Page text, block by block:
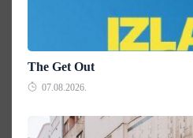
The Get Out
07.08.2026.